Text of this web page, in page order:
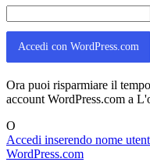
Accedi con WordPress.com
Ora puoi risparmiare il
account WordPress.com a
O
Accedi inserendo nome
WordPress.com